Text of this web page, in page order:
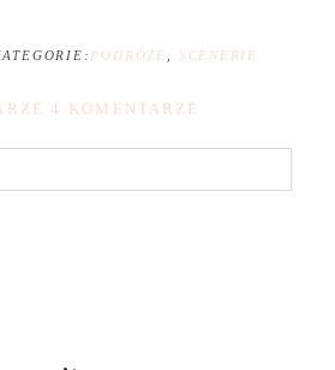
PODRÓŻE , SCENERIE
4 KOMENTARZE